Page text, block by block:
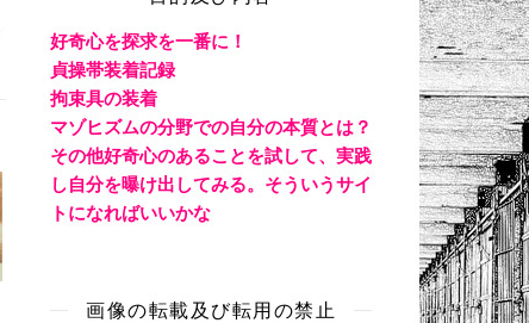
好奇心を探求を一番に！
貞操帯装着記録
拘束具の装着
マゾヒズムの分野での自分の本質とは？
その他好奇心のあることを試して、実践
し自分を曝け出してみる。そういうサイ
トになればいいかな
画像の転載及び転用の禁止